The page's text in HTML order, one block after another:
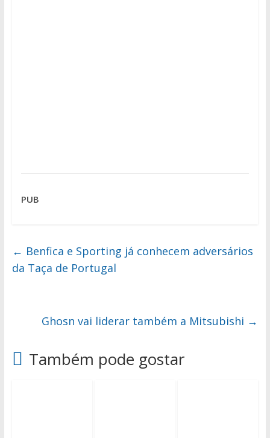
PUB
← Benfica e Sporting já conhecem adversários
da Taça de Portugal
Ghosn vai liderar também a Mitsubishi →
Também pode gostar